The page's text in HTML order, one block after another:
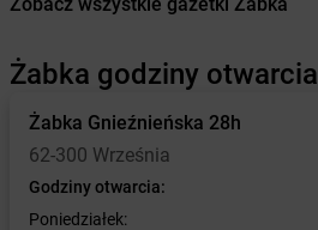
Żabka godziny otwarcia
Żabka Gnieźnieńska 28h
62-300 Września
Godziny otwarcia:
Poniedziałek: